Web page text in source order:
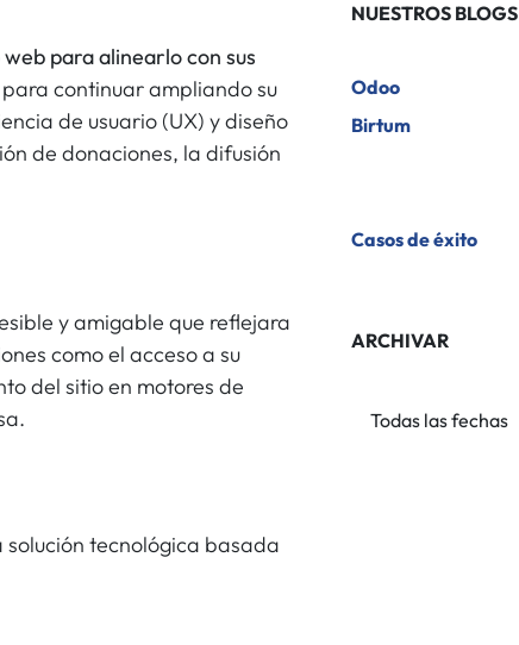
para alinearlo con sus
continuar ampliando su
de usuario (UX) y diseño
de donaciones, la difusión
y amigable que reflejara
como el acceso a su
del sitio en motores de
solución tecnológica basada
NUESTROS BLOGS
Odoo
Birtum
​Casos de éxito
ARCHIVAR